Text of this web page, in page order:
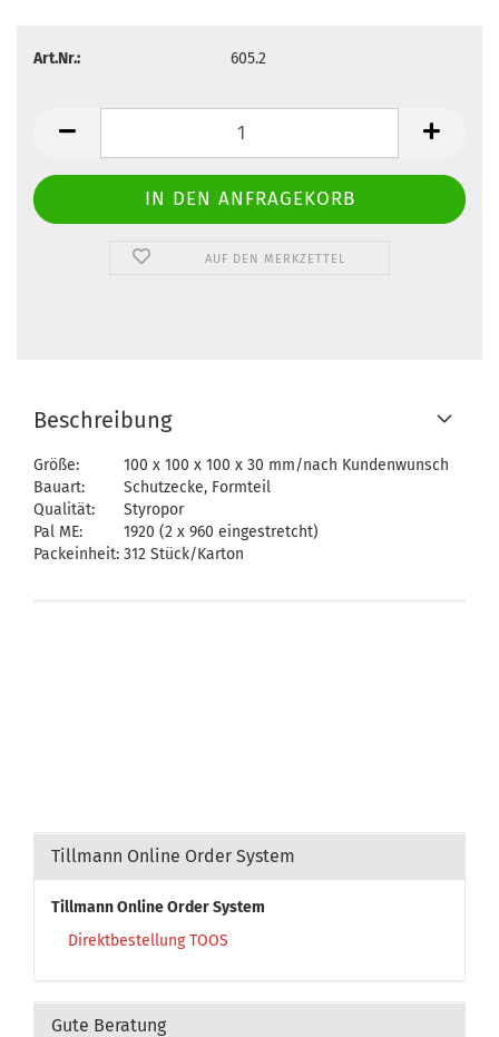
Art.Nr.: 605.2
AUF DEN MERKZETTEL
Beschreibung
Größe:
100 x 100 x 100 x 30 mm/nach Kundenwunsch
Bauart:
Schutzecke, Formteil
Qualität:
Styropor
Pal ME:
1920 (2 x 960 eingestretcht)
Packeinheit: 312 Stück/Karton
Tillmann Online Order System
Tillmann Online Order System
Direktbestellung TOOS
Gute Beratung